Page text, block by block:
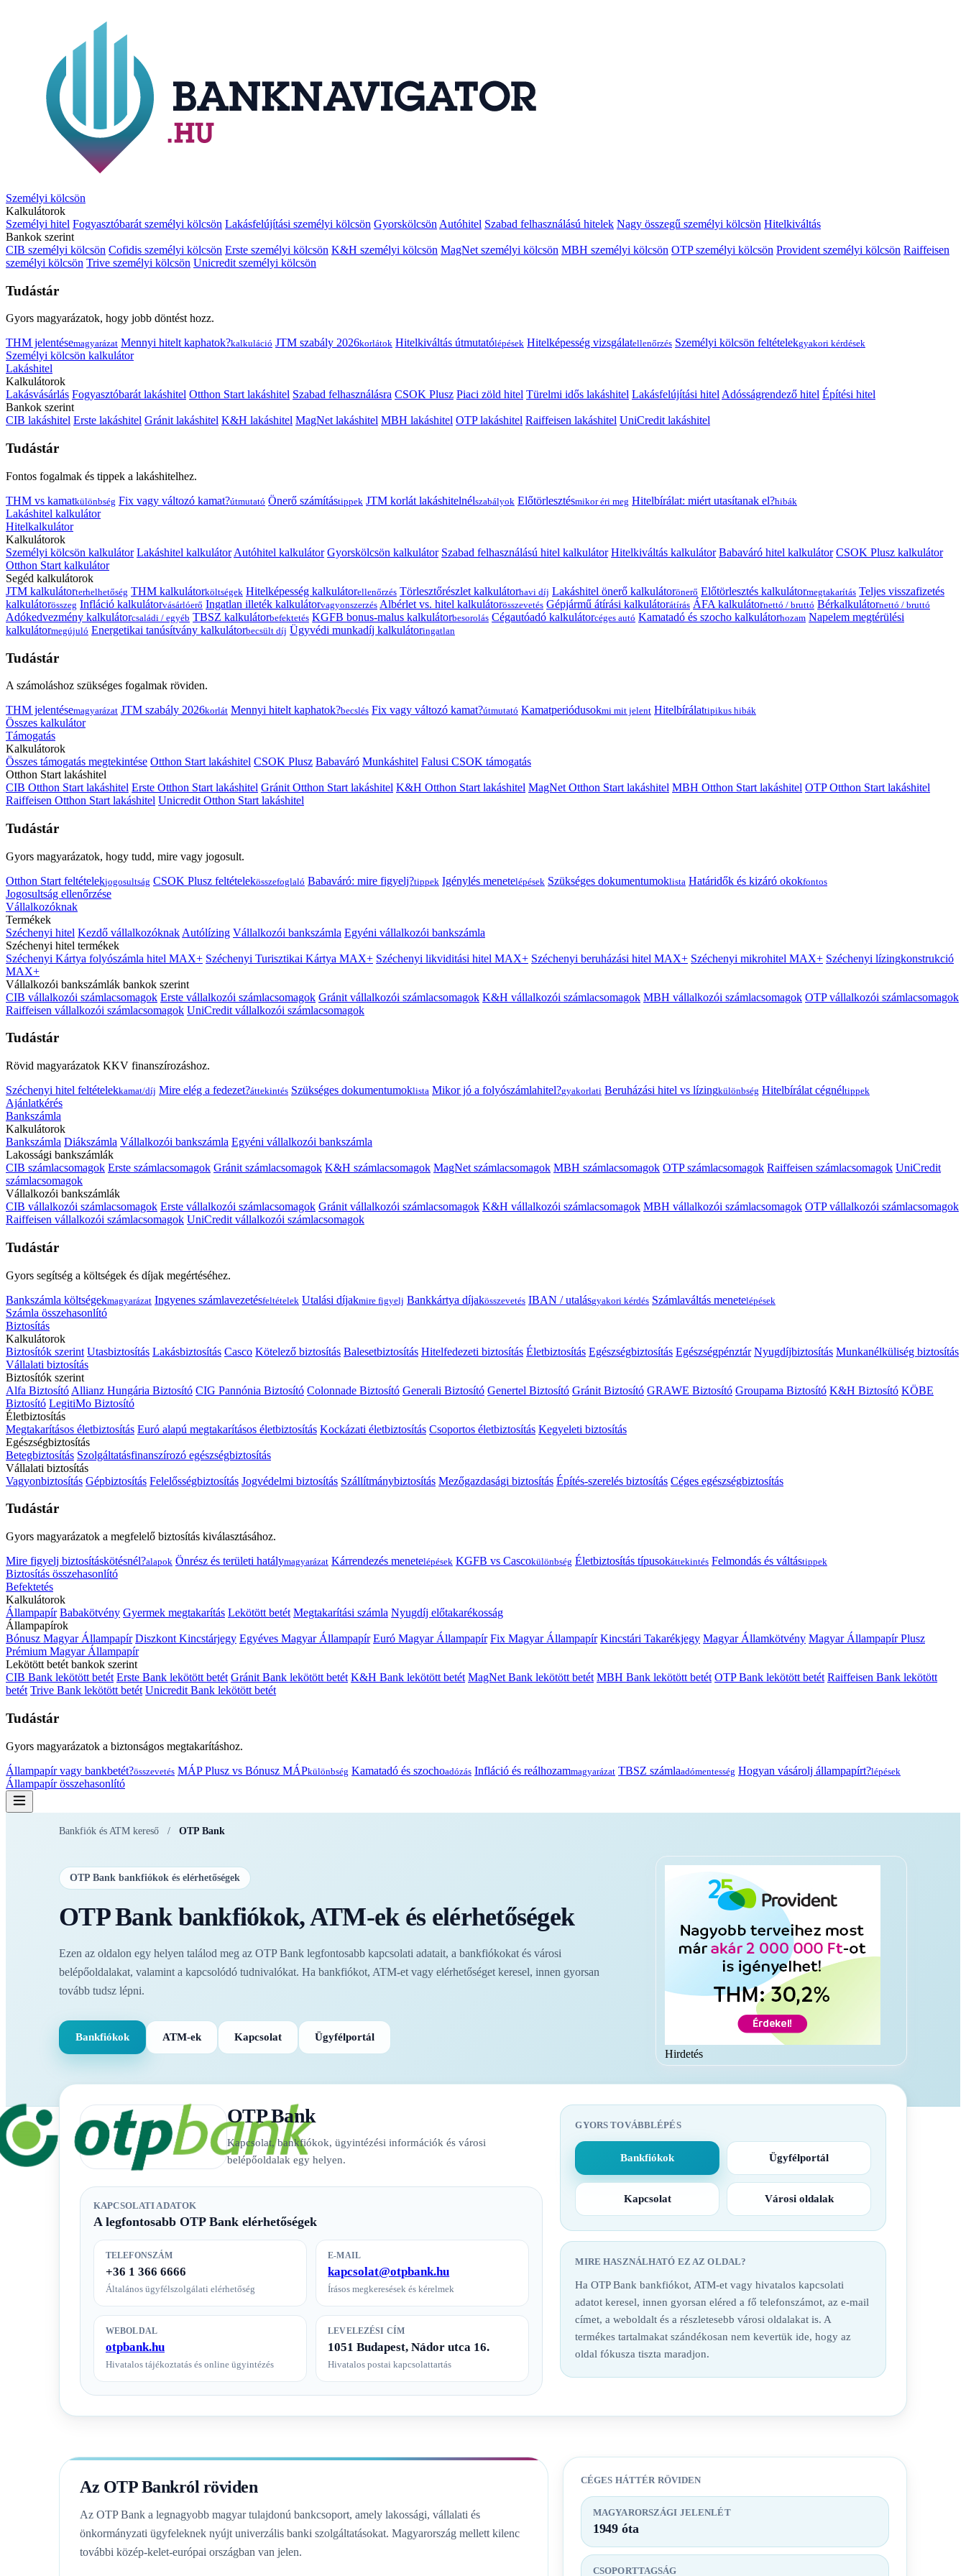
Személyi kölcsön
Kalkulátorok
Személyi hitel Fogyasztóbarát személyi kölcsön Lakásfelújítási személyi kölcsön Gyorskölcsön Autóhitel Szabad felhasználású hitelek Nagy összegű személyi kölcsön Hitelkiváltás
Bankok szerint
CIB személyi kölcsön Cofidis személyi kölcsön Erste személyi kölcsön K&H személyi kölcsön MagNet személyi kölcsön MBH személyi kölcsön OTP személyi kölcsön Provident személyi kölcsön Raiffeisen
személyi kölcsön Trive személyi kölcsön Unicredit személyi kölcsön
Tudástár
Gyors magyarázatok, hogy jobb döntést hozz.
THM jelentésemagyarázat Mennyi hitelt kaphatok?kalkuláció JTM szabály 2026korlátok Hitelkiváltás útmutatólépések Hitelképesség vizsgálatellenőrzés Személyi kölcsön feltételekgyakori kérdések
Személyi kölcsön kalkulátor
Lakáshitel
Kalkulátorok
Lakásvásárlás Fogyasztóbarát lakáshitel Otthon Start lakáshitel Szabad felhasználásra CSOK Plusz Piaci zöld hitel Türelmi idős lakáshitel Lakásfelújítási hitelAdósságrendező hitel Építési hitel
Bankok szerint
CIB lakáshitel Erste lakáshitel Gránit lakáshitel K&H lakáshitel MagNet lakáshitel MBH lakáshitel OTP lakáshitel Raiffeisen lakáshitel UniCredit lakáshitel
Tudástár
Fontos fogalmak és tippek a lakáshitelhez.
THM vs kamatkülönbség Fix vagy változó kamat?útmutató Önerő számítástippek JTM korlát lakáshitelnélszabályok Előtörlesztésmikor éri meg Hitelbírálat: miért utasítanak el?hibák
Lakáshitel kalkulátor
Hitelkalkulátor
Kalkulátorok
Személyi kölcsön kalkulátor Lakáshitel kalkulátor Autóhitel kalkulátor Gyorskölcsön kalkulátor Szabad felhasználású hitel kalkulátor Hitelkiváltás kalkulátor Babaváró hitel kalkulátor CSOK Plusz kalkulátor
Otthon Start kalkulátor
Segéd kalkulátorok
JTM kalkulátorterhelhetőség THM kalkulátorköltségek Hitelképesség kalkulátorellenőrzés Törlesztőrészlet kalkulátorhavi díj Lakáshitel önerő kalkulátorönerő Előtörlesztés kalkulátormegtakarítás Teljes visszafizetés
kalkulátorösszeg Infláció kalkulátorvásárlóerő Ingatlan illeték kalkulátorvagyonszerzés Albérlet vs. hitel kalkulátorösszevetés Gépjármű átírási kalkulátorátírás ÁFA kalkulátornettó / bruttó Bérkalkulátornettó / bruttó
Adókedvezmény kalkulátorcsaládi / egyéb TBSZ kalkulátorbefektetés KGFB bonus-malus kalkulátorbesorolás Cégautóadó kalkulátorcéges autó Kamatadó és szocho kalkulátorhozam Napelem megtérülési
kalkulátormegújuló Energetikai tanúsítvány kalkulátorbecsült díj Ügyvédi munkadíj kalkulátoringatlan
Tudástár
A számoláshoz szükséges fogalmak röviden.
THM jelentésemagyarázat JTM szabály 2026korlát Mennyi hitelt kaphatok?becslés Fix vagy változó kamat?útmutató Kamatperiódusokmi mit jelent Hitelbírálattipikus hibák
Összes kalkulátor
Támogatás
Kalkulátorok
Összes támogatás megtekintése Otthon Start lakáshitel CSOK Plusz Babaváró Munkáshitel Falusi CSOK támogatás
Otthon Start lakáshitel
CIB Otthon Start lakáshitel Erste Otthon Start lakáshitel Gránit Otthon Start lakáshitel K&H Otthon Start lakáshitel MagNet Otthon Start lakáshitel MBH Otthon Start lakáshitel OTP Otthon Start lakáshitel
Raiffeisen Otthon Start lakáshitel Unicredit Otthon Start lakáshitel
Tudástár
Gyors magyarázatok, hogy tudd, mire vagy jogosult.
Otthon Start feltételekjogosultság CSOK Plusz feltételekösszefoglaló Babaváró: mire figyelj?tippek Igénylés menetelépések Szükséges dokumentumoklista Határidők és kizáró okokfontos
Jogosultság ellenőrzése
Vállalkozóknak
Termékek
Széchenyi hitel Kezdő vállalkozóknak Autólízing Vállalkozói bankszámla Egyéni vállalkozói bankszámla
Széchenyi hitel termékek
Széchenyi Kártya folyószámla hitel MAX+ Széchenyi Turisztikai Kártya MAX+ Széchenyi likviditási hitel MAX+ Széchenyi beruházási hitel MAX+ Széchenyi mikrohitel MAX+ Széchenyi lízingkonstrukció
MAX+
Vállalkozói bankszámlák bankok szerint
CIB vállalkozói számlacsomagok Erste vállalkozói számlacsomagok Gránit vállalkozói számlacsomagok K&H vállalkozói számlacsomagok MBH vállalkozói számlacsomagok OTP vállalkozói számlacsomagok
Raiffeisen vállalkozói számlacsomagok UniCredit vállalkozói számlacsomagok
Tudástár
Rövid magyarázatok KKV finanszírozáshoz.
Széchenyi hitel feltételekkamat/díj Mire elég a fedezet?áttekintés Szükséges dokumentumoklista Mikor jó a folyószámlahitel?gyakorlati Beruházási hitel vs lízingkülönbség Hitelbírálat cégnéltippek
Ajánlatkérés
Bankszámla
Kalkulátorok
Bankszámla Diákszámla Vállalkozói bankszámla Egyéni vállalkozói bankszámla
Lakossági bankszámlák
CIB számlacsomagok Erste számlacsomagok Gránit számlacsomagok K&H számlacsomagok MagNet számlacsomagok MBH számlacsomagok OTP számlacsomagok Raiffeisen számlacsomagok UniCredit
számlacsomagok
Vállalkozói bankszámlák
CIB vállalkozói számlacsomagok Erste vállalkozói számlacsomagok Gránit vállalkozói számlacsomagok K&H vállalkozói számlacsomagok MBH vállalkozói számlacsomagok OTP vállalkozói számlacsomagok
Raiffeisen vállalkozói számlacsomagok UniCredit vállalkozói számlacsomagok
Tudástár
Gyors segítség a költségek és díjak megértéséhez.
Bankszámla költségekmagyarázat Ingyenes számlavezetésfeltételek Utalási díjakmire figyelj Bankkártya díjakösszevetés IBAN / utalásgyakori kérdés Számlaváltás menetelépések
Számla összehasonlító
Biztosítás
Kalkulátorok
Biztosítók szerint Utasbiztosítás Lakásbiztosítás Casco Kötelező biztosítás Balesetbiztosítás Hitelfedezeti biztosítás Életbiztosítás Egészségbiztosítás Egészségpénztár Nyugdíjbiztosítás Munkanélküliség biztosítás
Vállalati biztosítás
Biztosítók szerint
Alfa Biztosító Allianz Hungária Biztosító CIG Pannónia Biztosító Colonnade Biztosító Generali Biztosító Genertel Biztosító Gránit Biztosító GRAWE Biztosító Groupama Biztosító K&H Biztosító KÖBE
Biztosító LegitiMo Biztosító
Életbiztosítás
Megtakarításos életbiztosítás Euró alapú megtakarításos életbiztosítás Kockázati életbiztosítás Csoportos életbiztosítás Kegyeleti biztosítás
Egészségbiztosítás
Betegbiztosítás Szolgáltatásfinanszírozó egészségbiztosítás
Vállalati biztosítás
Vagyonbiztosítás Gépbiztosítás Felelősségbiztosítás Jogvédelmi biztosítás Szállítmánybiztosítás Mezőgazdasági biztosítás Építés-szerelés biztosítás Céges egészségbiztosítás
Tudástár
Gyors magyarázatok a megfelelő biztosítás kiválasztásához.
Mire figyelj biztosításkötésnél?alapok Önrész és területi hatálymagyarázat Kárrendezés menetelépések KGFB vs Cascokülönbség Életbiztosítás típusokáttekintés Felmondás és váltástippek
Biztosítás összehasonlító
Befektetés
Kalkulátorok
Állampapír Babakötvény Gyermek megtakarítás Lekötött betét Megtakarítási számla Nyugdíj előtakarékosság
Állampapírok
Bónusz Magyar Állampapír Diszkont Kincstárjegy Egyéves Magyar Állampapír Euró Magyar Állampapír Fix Magyar Állampapír Kincstári Takarékjegy Magyar Államkötvény Magyar Állampapír Plusz
Prémium Magyar Állampapír
Lekötött betét bankok szerint
CIB Bank lekötött betét Erste Bank lekötött betét Gránit Bank lekötött betét K&H Bank lekötött betét MagNet Bank lekötött betét MBH Bank lekötött betét OTP Bank lekötött betét Raiffeisen Bank lekötött
betét Trive Bank lekötött betét Unicredit Bank lekötött betét
Tudástár
Gyors magyarázatok a biztonságos megtakarításhoz.
Állampapír vagy bankbetét?összevetés MÁP Plusz vs Bónusz MÁPkülönbség Kamatadó és szochoadózás Infláció és reálhozammagyarázat TBSZ számlaadómentesség Hogyan vásárolj állampapírt?lépések
Állampapír összehasonlító
Bankfiók és ATM kereső / OTP Bank
OTP Bank bankfiókok és elérhetőségek
OTP Bank bankfiókok, ATM-ek és elérhetőségek
Ezen az oldalon egy helyen találod meg az OTP Bank legfontosabb kapcsolati adatait, a bankfiókokat és városi
belépőoldalakat, valamint a kapcsolódó tudnivalókat. Ha bankfiókot, ATM-et vagy elérhetőséget keresel, innen gyorsan
tovább tudsz lépni.
Bankfiókok ATM-ek Kapcsolat Ügyfélportál
Hirdetés
OTP Bank
Kapcsolat, bankfiókok, ügyintézési információk és városi
belépőoldalak egy helyen.
KAPCSOLATI ADATOK
A legfontosabb OTP Bank elérhetőségek
TELEFONSZÁM
+36 1 366 6666
Általános ügyfélszolgálati elérhetőség
E-MAIL
kapcsolat@otpbank.hu
Írásos megkeresések és kérelmek
WEBOLDAL
otpbank.hu
Hivatalos tájékoztatás és online ügyintézés
LEVELEZÉSI CÍM
1051 Budapest, Nádor utca 16.
Hivatalos postai kapcsolattartás
GYORS TOVÁBBLÉPÉS
Bankfiókok Ügyfélportál
Kapcsolat Városi oldalak
MIRE HASZNÁLHATÓ EZ AZ OLDAL?
Ha OTP Bank bankfiókot, ATM-et vagy hivatalos kapcsolati
adatot keresel, innen gyorsan eléred a fő telefonszámot, az e-mail
címet, a weboldalt és a részletesebb városi oldalakat is. A
termékes tartalmakat szándékosan nem kevertük ide, hogy az
oldal fókusza tiszta maradjon.
Az OTP Bankról röviden
Az OTP Bank a legnagyobb magyar tulajdonú bankcsoport, amely lakossági, vállalati és
önkormányzati ügyfeleknek nyújt univerzális banki szolgáltatásokat. Magyarország mellett kilenc
további közép-kelet-európai országban van jelen.
CÉGES HÁTTÉR RÖVIDEN
MAGYARORSZÁGI JELENLÉT
1949 óta
CSOPORTTAGSÁG